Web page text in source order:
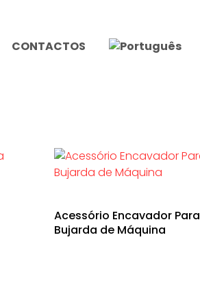
CONTACTOS
Acessório Encavador Para
Bujarda de Máquina